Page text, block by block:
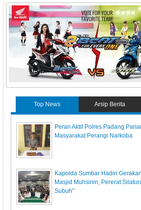
Top News Arsip Berita
Peran Aktif Polres Padang
Masyarakat Perangi Narkoba
Kapolda Sumbar Hadiri
Masjid Muhsinin, Pererat
Subuh"